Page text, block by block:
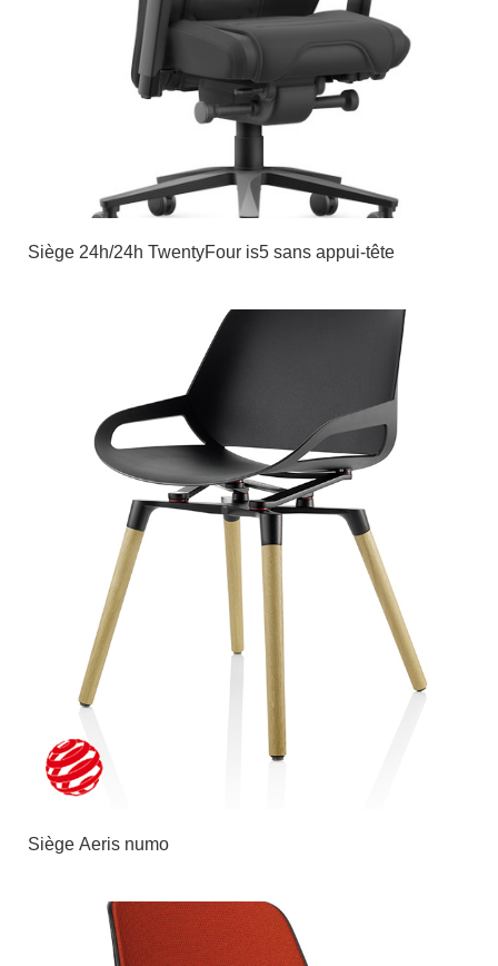
Siège 24h/24h TwentyFour is5 sans appui-tête
Siège Aeris numo